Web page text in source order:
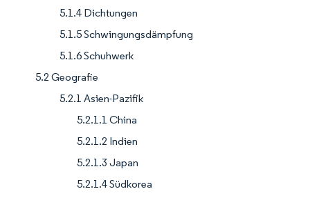
5.1.4 Dichtungen
5.1.5 Schwingungsdämpfung
5.1.6 Schuhwerk
5.2 Geografie
5.2.1 Asien-Pazifik
5.2.1.1 China
5.2.1.2 Indien
5.2.1.3 Japan
5.2.1.4 Südkorea